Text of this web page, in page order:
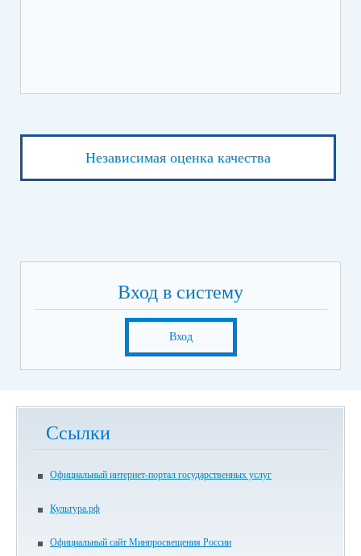
Независимая оценка качества
Вход в систему
Вход
Ссылки
Официальный интернет-портал государственных услуг
Культура.рф
Официальный сайт Минпросвещения России